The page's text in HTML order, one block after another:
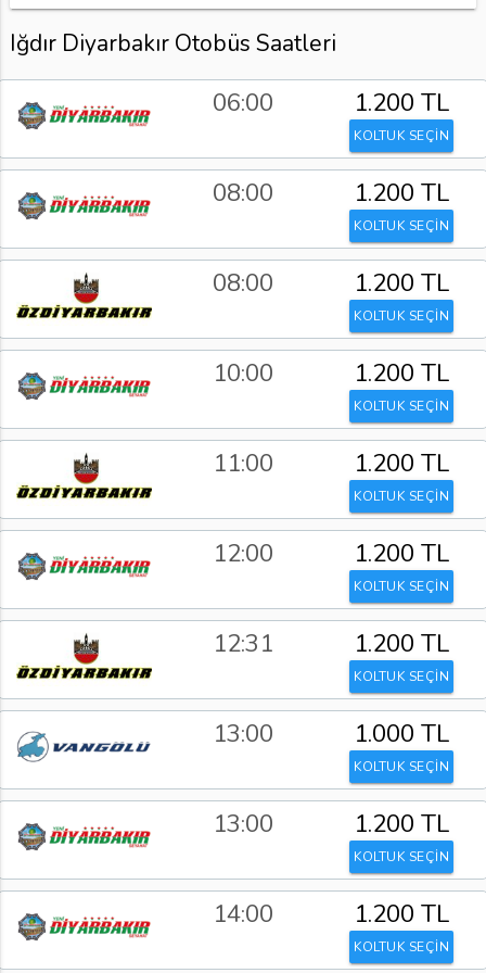
Iğdır Diyarbakır Otobüs Saatleri
06:00 1.200 TL
KOLTUK SEÇİN
08:00 1.200 TL
KOLTUK SEÇİN
08:00 1.200 TL
KOLTUK SEÇİN
10:00 1.200 TL
KOLTUK SEÇİN
11:00 1.200 TL
KOLTUK SEÇİN
12:00 1.200 TL
KOLTUK SEÇİN
12:31 1.200 TL
KOLTUK SEÇİN
13:00 1.000 TL
KOLTUK SEÇİN
13:00 1.200 TL
KOLTUK SEÇİN
14:00 1.200 TL
KOLTUK SEÇİN